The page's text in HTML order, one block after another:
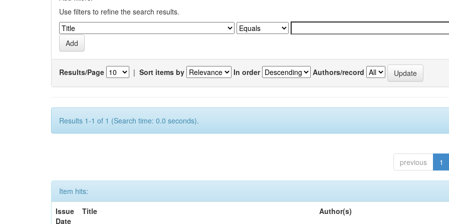
Use filters to refine the search results.
Results/Page | Sort items by In order Authors/record
Results 1-1 of 1 (Search time: 0.0 seconds).
previous 1
Item hits:
Issue
Date
Title Author(s)